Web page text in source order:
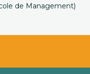
de Management)